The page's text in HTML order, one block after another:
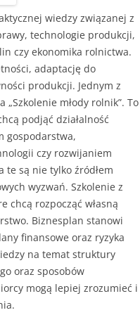
wiedzy związanej z
technologie produkcji,
czy ekonomika rolnictwa.
adaptację do
produkcji. Jednym z
młody rolnik”. To
podjąć działalność
gospodarstwa,
czy rozwijaniem
te są nie tylko źródłem
wyzwań. Szkolenie z
chcą rozpocząć własną
Biznesplan stanowi
finansowe oraz ryzyka
na temat struktury
oraz sposobów
mogą lepiej zrozumieć i